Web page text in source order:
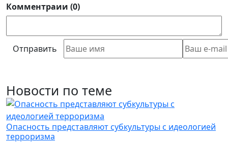
Комментраии (0)
Отправить
Новости по теме
Опасность представляют субкультуры с идеологией
терроризма